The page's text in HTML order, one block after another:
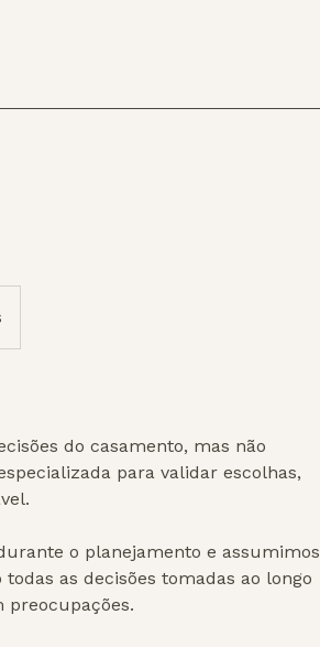
do casamento, mas não
para validar escolhas,
o planejamento e assumimos
as decisões tomadas ao longo
preocupações.